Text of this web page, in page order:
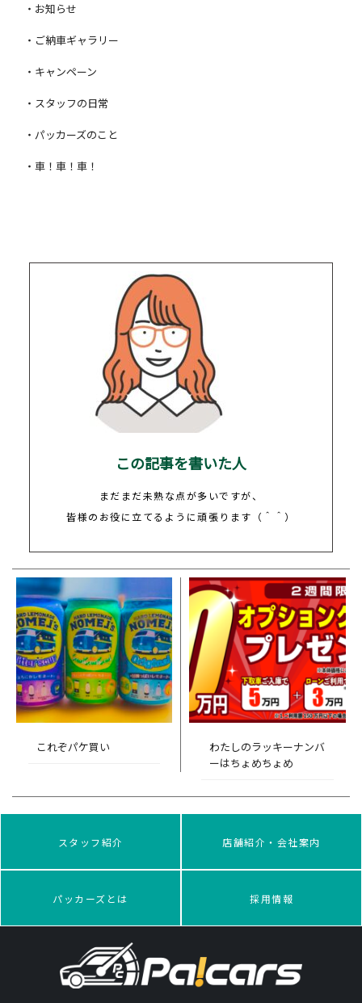
・お知らせ
・ご納車ギャラリー
・キャンペーン
・スタッフの日常
・パッカーズのこと
・車！車！車！
この記事を書いた人
まだまだ未熟な点が多いですが、
皆様のお役に立てるように頑張ります（＾＾）
これぞパケ買い
わたしのラッキーナンバ
ーはちょめちょめ
スタッフ紹介 店舗紹介・会社案内
パッカーズとは 採用情報